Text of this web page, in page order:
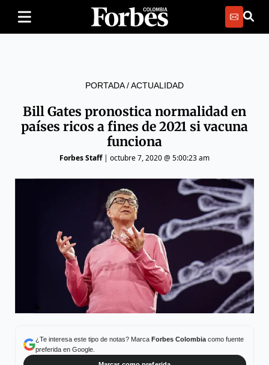
PORTADA/ACTUALIDAD
Bill Gates pronostica normalidad en
países ricos a fines de 2021 si vacuna
funciona
Forbes Staff| octubre 7, 2020 @ 5:00:23 am
¿Te interesa este tipo de notas? Marca Forbes Colombiacomo fuente
preferida en Google.